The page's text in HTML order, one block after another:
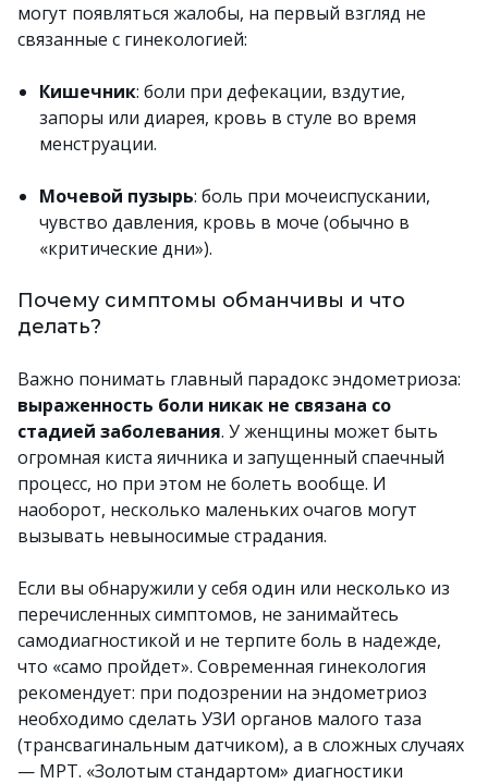
могут появляться жалобы, на первый взгляд не
связанные с гинекологией:
Кишечник: боли при дефекации, вздутие,
запоры или диарея, кровь в стуле во время
менструации.
Мочевой пузырь: боль при мочеиспускании,
чувство давления, кровь в моче (обычно в
«критические дни»).
Почему симптомы обманчивы и что
делать?
Важно понимать главный парадокс эндометриоза:
выраженность боли никак не связана со
стадией заболевания. У женщины может быть
огромная киста яичника и запущенный спаечный
процесс, но при этом не болеть вообще. И
наоборот, несколько маленьких очагов могут
вызывать невыносимые страдания.
Если вы обнаружили у себя один или несколько из
перечисленных симптомов, не занимайтесь
самодиагностикой и не терпите боль в надежде,
что «само пройдет». Современная гинекология
рекомендует: при подозрении на эндометриоз
необходимо сделать УЗИ органов малого таза
(трансвагинальным датчиком), а в сложных случаях
— МРТ. «Золотым стандартом» диагностики